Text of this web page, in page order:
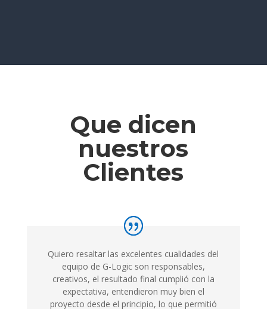
Que dicen
nuestros
Clientes
Quiero resaltar las excelentes cualidades del
equipo de G-Logic son responsables,
creativos, el resultado final cumplió con la
expectativa, entendieron muy bien el
proyecto desde el principio, lo que permitió